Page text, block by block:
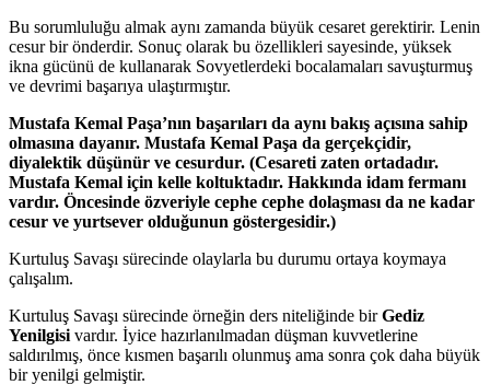
Bu sorumluluğu almak aynı zamanda büyük cesaret gerektirir. Lenin
cesur bir önderdir. Sonuç olarak bu özellikleri sayesinde, yüksek
ikna gücünü de kullanarak Sovyetlerdeki bocalamaları savuşturmuş
ve devrimi başarıya ulaştırmıştır.
Mustafa Kemal Paşa’nın başarıları da aynı bakış açısına sahip
olmasına dayanır. Mustafa Kemal Paşa da gerçekçidir,
diyalektik düşünür ve cesurdur. (Cesareti zaten ortadadır.
Mustafa Kemal için kelle koltuktadır. Hakkında idam fermanı
vardır. Öncesinde özveriyle cephe cephe dolaşması da ne kadar
cesur ve yurtsever olduğunun göstergesidir.)
Kurtuluş Savaşı sürecinde olaylarla bu durumu ortaya koymaya
çalışalım.
Kurtuluş Savaşı sürecinde örneğin ders niteliğinde birGediz
Yenilgisi vardır. İyice hazırlanılmadan düşman kuvvetlerine
saldırılmış, önce kısmen başarılı olunmuş ama sonra çok daha büyük
bir yenilgi gelmiştir.